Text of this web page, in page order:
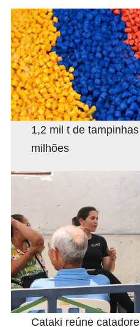
1,2 mil t de
milhões
Cataki reúne